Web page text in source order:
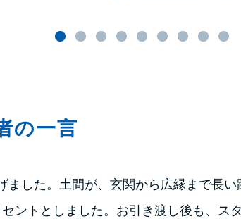
の一言
した。土間が、玄関から広縁まで長
ントとしました。お引き渡し後も、ス